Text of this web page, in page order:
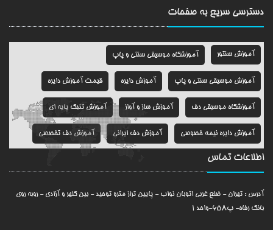
دسترسی سریع به صفحات
آموزش سنتور آموزشگاه موسیقی سنتی و پاپ
آموزش موسیقی سنتی و پاپ آموزش دایره قیمت آموزش دایره
آموزشگاه موسیقی دف آموزش ساز و آواز آموزش تنبک پایه ای
آموزش دایره نیمه خصوصی آموزش دف ایرانی آموزش دف تخصصی
بهترین آموزش دف
قیمت آموزشگاه دایره
اطلاعات تماس
آدرس : تهران - ضلع غربی اتوبان نواب - پایین تراز مترو توحید - بین کلهر و آزادی - روبه روی
بانک رفاه- پ658-واحد 1